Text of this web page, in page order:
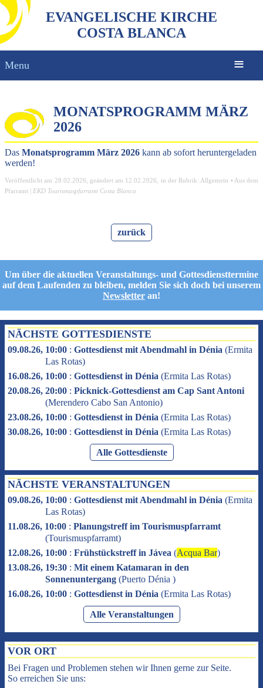
EVANGELISCHE KIRCHE
COSTA BLANCA
Menu
MONATSPROGRAMM MÄRZ
2026
Das Monatsprogramm März 2026 kann ab sofort heruntergeladen
werden!
Veröffentlicht am 28.02.2026 , geändert am 12.02.2026 , in der Rubrik: Allgemein • Aus dem
Pfarramt | EKD Tourismuspfarramt Costa Blanca
zurück
Um über die aktuellen Veranstaltungs- und Gottesdiensttermine
auf dem Laufenden zu bleiben, melden Sie sich doch bei unserem
Newsletter an!
NÄCHSTE GOTTESDIENSTE
09.08.26, 10:00 : Gottesdienst mit Abendmahl in Dénia (Ermita
Las Rotas)
16.08.26, 10:00 : Gottesdienst in Dénia (Ermita Las Rotas)
20.08.26, 20:00 : Picknick-Gottesdienst am Cap Sant Antoni
(Merendero Cabo San Antonio)
23.08.26, 10:00 : Gottesdienst in Dénia (Ermita Las Rotas)
30.08.26, 10:00 : Gottesdienst in Dénia (Ermita Las Rotas)
Alle Gottesdienste
NÄCHSTE VERANSTALTUNGEN
09.08.26, 10:00 : Gottesdienst mit Abendmahl in Dénia (Ermita
Las Rotas)
11.08.26, 10:00 : Planungstreff im Tourismuspfarramt
(Tourismuspfarramt)
12.08.26, 10:00 : Frühstückstreff in Jávea (Acqua Bar)
13.08.26, 19:30 : Mit einem Katamaran in den
Sonnenuntergang (Puerto Dénia )
16.08.26, 10:00 : Gottesdienst in Dénia (Ermita Las Rotas)
Alle Veranstaltungen
VOR ORT
Bei Fragen und Problemen stehen wir Ihnen gerne zur Seite.
So erreichen Sie uns: